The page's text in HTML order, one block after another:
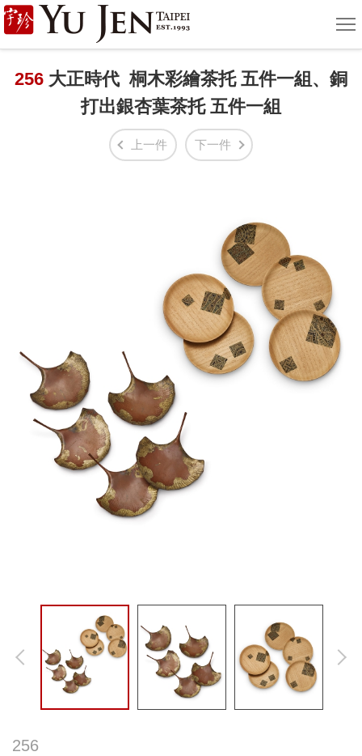
宇
珍
國
單
256 大正時代 桐木彩繪茶托 五件一組、銅
打出銀杏葉茶托 五件一組
上一件 下一件
256